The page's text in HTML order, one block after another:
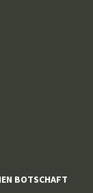
BOTSCHAFT